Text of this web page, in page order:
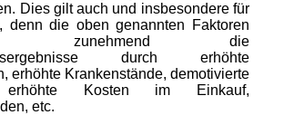
Dies gilt auch und insbesondere für
denn die oben genannten Faktoren
zunehmend die
durch erhöhte
erhöhte Krankenstände, demotivierte
erhöhte Kosten im Einkauf,
etc.